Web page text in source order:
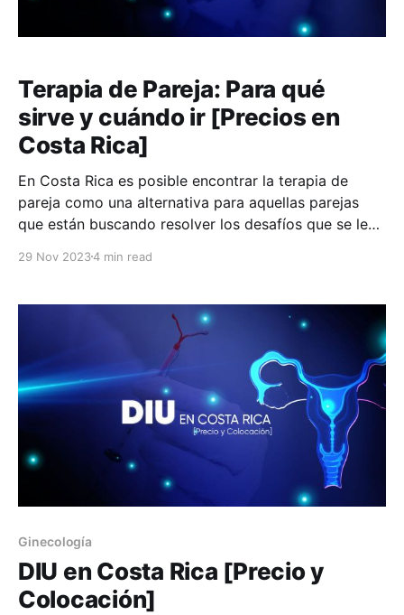
Terapia de Pareja: Para qué
sirve y cuándo ir [Precios en
Costa Rica]
En Costa Rica es posible encontrar la terapia de
pareja como una alternativa para aquellas parejas
que están buscando resolver los desafíos que se le
proceso como este es fortalecer la conexión y
que
29 Nov 20234 min read
Ginecología
DIU en Costa Rica [Precio y
Colocación]